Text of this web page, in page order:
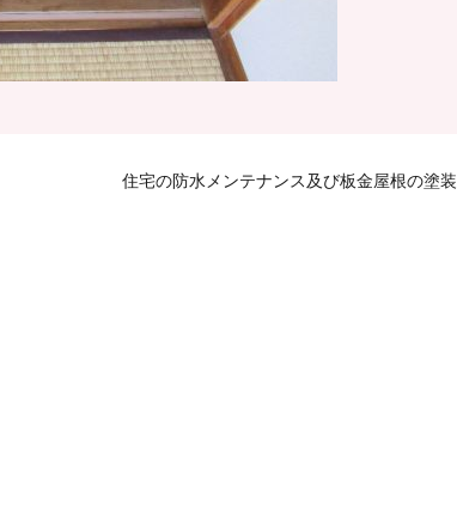
住宅の防水メンテナンス及び板金屋根の塗装